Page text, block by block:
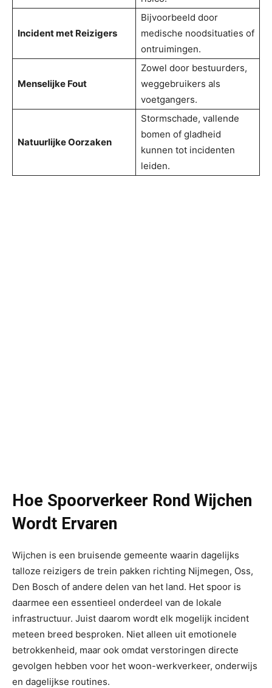
Incident met Reizigers
Bijvoorbeeld door
medische noodsituaties of
ontruimingen.
Menselijke Fout
Zowel door bestuurders,
weggebruikers als
voetgangers.
Natuurlijke Oorzaken
Stormschade, vallende
bomen of gladheid
kunnen tot incidenten
leiden.
Hoe Spoorverkeer Rond Wijchen
Wordt Ervaren
Wijchen is een bruisende gemeente waarin dagelijks
talloze reizigers de trein pakken richting Nijmegen, Oss,
Den Bosch of andere delen van het land. Het spoor is
daarmee een essentieel onderdeel van de lokale
infrastructuur. Juist daarom wordt elk mogelijk incident
meteen breed besproken. Niet alleen uit emotionele
betrokkenheid, maar ook omdat verstoringen directe
gevolgen hebben voor het woon-werkverkeer, onderwijs
en dagelijkse routines.